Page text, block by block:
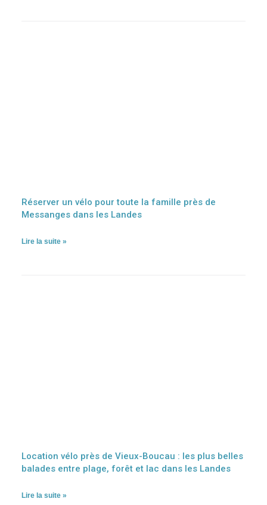
Réserver un vélo pour toute la famille près de
Messanges dans les Landes
Lire la suite »
Location vélo près de Vieux-Boucau : les plus belles
balades entre plage, forêt et lac dans les Landes
Lire la suite »